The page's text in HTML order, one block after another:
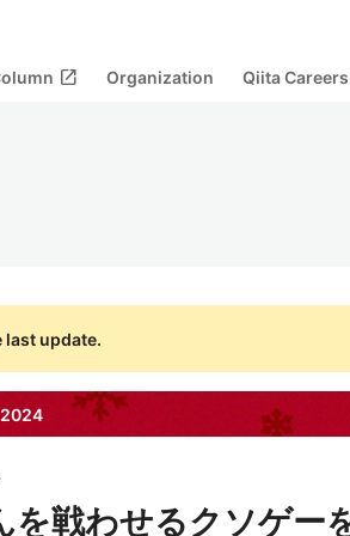
open_in_new Organization Qiita Careers
last update.
2024
を戦わせるクソゲー